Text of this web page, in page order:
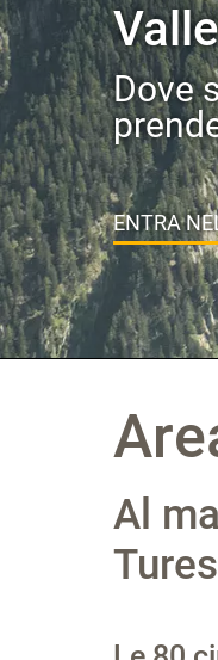
Dove
ENTRA
Al
Tures